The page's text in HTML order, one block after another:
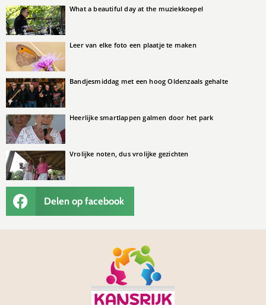
What a beautiful day at the muziekkoepel
Leer van elke foto een plaatje te maken
Bandjesmiddag met een hoog Oldenzaals gehalte
Heerlijke smartlappen galmen door het park
Vrolijke noten, dus vrolijke gezichten
Delen op facebook